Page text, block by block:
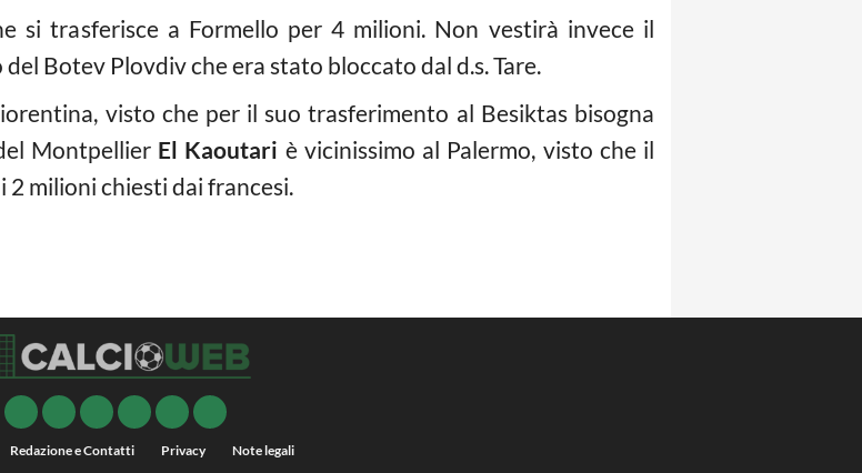
si trasferisce a Formello per 4 milioni. Non vestirà invece il
del Botev Plovdiv che era stato bloccato dal d.s. Tare.
visto che per il suo trasferimento al Besiktas bisogna
Montpellier El Kaoutari è vicinissimo al Palermo, visto che il
2 milioni chiesti dai francesi.
Redazione e Contatti Privacy Note legali